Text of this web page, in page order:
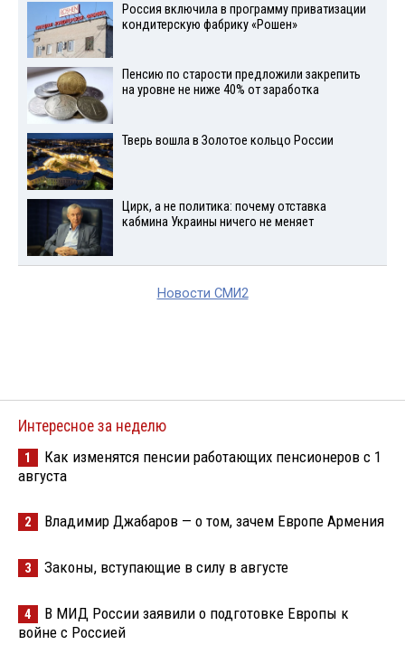
Россия включила в программу приватизации
кондитерскую фабрику «Рошен»
Пенсию по старости предложили закрепить
на уровне не ниже 40% от заработка
Тверь вошла в Золотое кольцо России
Цирк, а не политика: почему отставка
кабмина Украины ничего не меняет
Новости СМИ2
Интересное за неделю
1
Как изменятся пенсии работающих пенсионеров с 1
августа
2 Владимир Джабаров — о том, зачем Европе Армения
3 Законы, вступающие в силу в августе
4
В МИД России заявили о подготовке Европы к
войне с Россией